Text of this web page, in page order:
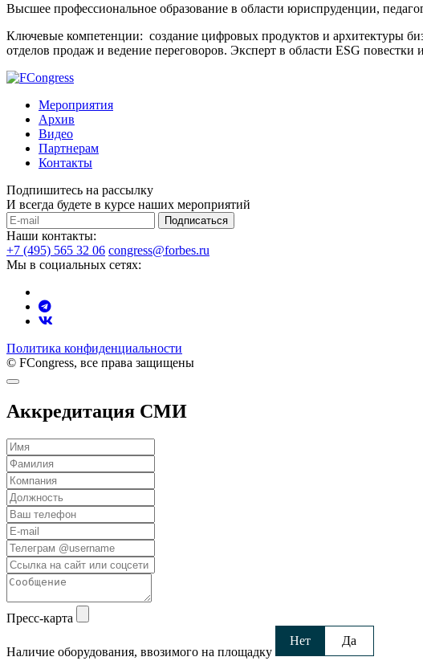
Высшее профессиональное образование в области юриспруденции,
Ключевые компетенции: создание цифровых продуктов и архитектуры
отделов продаж и ведение переговоров. Эксперт в области ESG повестки
Мероприятия
Архив
Видео
Партнерам
Контакты
Подпишитесь на рассылку
И всегда будете в курсе наших мероприятий
Подписаться
Наши контакты:
+7 (495) 565 32 06 congress@forbes.ru
Мы в социальных сетях:
Политика конфиденциальности
© FCongress, все права защищены
Аккредитация СМИ
Пресс-карта
Наличие оборудования, ввозимого на площадку
Нет
Да